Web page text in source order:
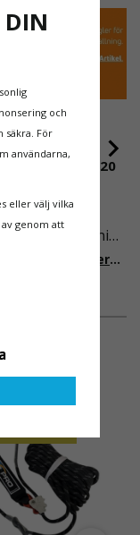
FÖR
-
& EN1004:2020
så är
för rullställning
slappare än de
Från och med
i kraft i
med s
Läs mer om de nya reglerna!
DIN
och
säkra. För
användarna,
eller välj vilka
genom att